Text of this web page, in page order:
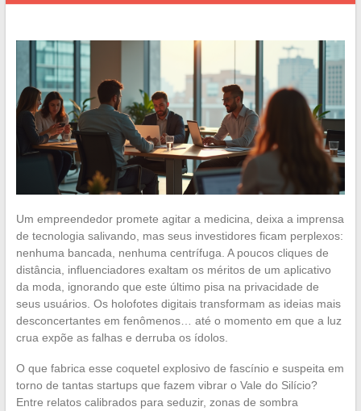
Um empreendedor promete agitar a medicina, deixa a imprensa
de tecnologia salivando, mas seus investidores ficam perplexos:
nenhuma bancada, nenhuma centrífuga. A poucos cliques de
distância, influenciadores exaltam os méritos de um aplicativo
da moda, ignorando que este último pisa na privacidade de
seus usuários. Os holofotes digitais transformam as ideias mais
desconcertantes em fenômenos… até o momento em que a luz
crua expõe as falhas e derruba os ídolos.
O que fabrica esse coquetel explosivo de fascínio e suspeita em
torno de tantas startups que fazem vibrar o Vale do Silício?
Entre relatos calibrados para seduzir, zonas de sombra